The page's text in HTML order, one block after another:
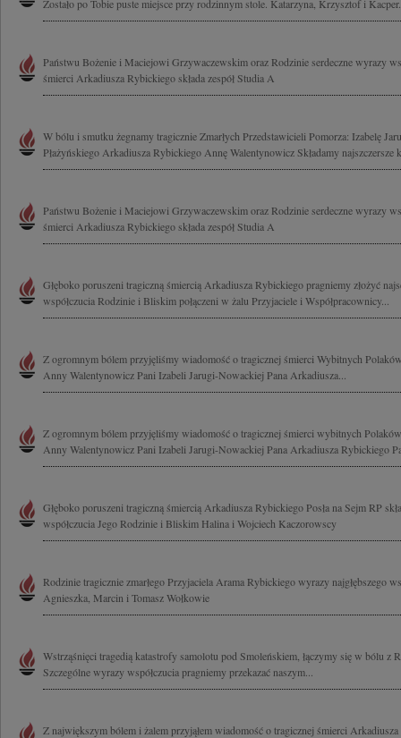
Zostało po Tobie puste miejsce przy rodzinnym stole. Katarzyna, Krzysztof i
Państwu Bożenie i Maciejowi Grzywaczewskim oraz Rodzinie serdeczne wyrazy
śmierci Arkadiusza Rybickiego składa zespół Studia A
W bólu i smutku żegnamy tragicznie Zmarłych Przedstawicieli Pomorza: Izabelę
Płażyńskiego Arkadiusza Rybickiego Annę Walentynowicz Składamy najszczersze
Państwu Bożenie i Maciejowi Grzywaczewskim oraz Rodzinie serdeczne wyrazy
śmierci Arkadiusza Rybickiego składa zespół Studia A
Głęboko poruszeni tragiczną śmiercią Arkadiusza Rybickiego pragniemy złożyć
współczucia Rodzinie i Bliskim połączeni w żalu Przyjaciele i Współpracownicy...
Z ogromnym bólem przyjęliśmy wiadomość o tragicznej śmierci Wybitnych
Anny Walentynowicz Pani Izabeli Jarugi-Nowackiej Pana Arkadiusza...
Z ogromnym bólem przyjęliśmy wiadomość o tragicznej śmierci wybitnych
Anny Walentynowicz Pani Izabeli Jarugi-Nowackiej Pana Arkadiusza Rybickiego
Głęboko poruszeni tragiczną śmiercią Arkadiusza Rybickiego Posła na Sejm RP
współczucia Jego Rodzinie i Bliskim Halina i Wojciech Kaczorowscy
Rodzinie tragicznie zmarłego Przyjaciela Arama Rybickiego wyrazy najgłębszego
Agnieszka, Marcin i Tomasz Wołkowie
Wstrząśnięci tragedią katastrofy samolotu pod Smoleńskiem, łączymy się w bólu z
Szczególne wyrazy współczucia pragniemy przekazać naszym...
Z największym bólem i żalem przyjąłem wiadomość o tragicznej śmierci Arkadiusza